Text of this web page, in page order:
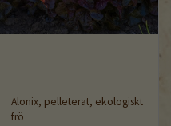
Alonix, pelleterat, ekologiskt
frö